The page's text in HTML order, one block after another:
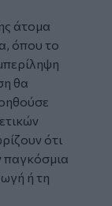
άτομα
όπου το
θα
ότι
παγκόσμια
ή τη